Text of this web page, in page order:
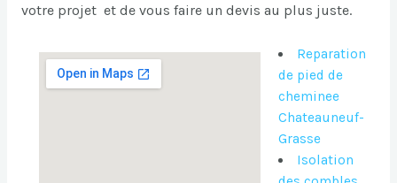
votre projet et de vous faire un devis au plus juste.
Reparation
de pied de
cheminee
Chateauneuf-
Grasse
Isolation